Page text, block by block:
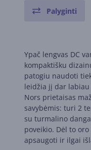
Palyginti
Ypač lengvas DC
kompaktišku
patogiu naudoti
leidžia jį dar
Nors prietaisas
savybėmis: turi 2
su turmalino
poveikio. Dėl to
apsaugoti ir ilgai